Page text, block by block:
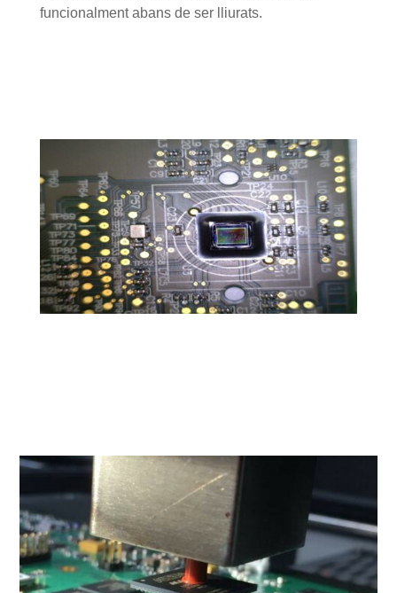
funcionalment abans de ser lliurats.